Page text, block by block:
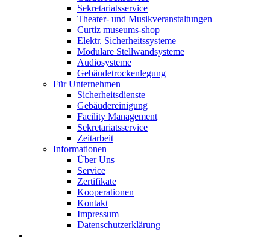
Sekretariatsservice
Theater- und Musikveranstaltungen
Curtiz museums-shop
Elektr. Sicherheitssysteme
Modulare Stellwandsysteme
Audiosysteme
Gebäudetrockenlegung
Für Unternehmen
Sicherheitsdienste
Gebäudereinigung
Facility Management
Sekretariatsservice
Zeitarbeit
Informationen
Über Uns
Service
Zertifikate
Kooperationen
Kontakt
Impressum
Datenschutzerklärung